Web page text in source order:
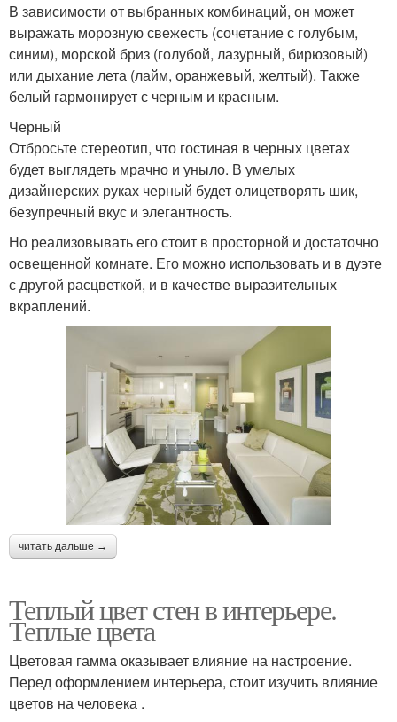
В зависимости от выбранных комбинаций, он может
выражать морозную свежесть (сочетание с голубым,
синим), морской бриз (голубой, лазурный, бирюзовый)
или дыхание лета (лайм, оранжевый, желтый). Также
белый гармонирует с черным и красным.
Черный
Отбросьте стереотип, что гостиная в черных цветах
будет выглядеть мрачно и уныло. В умелых
дизайнерских руках черный будет олицетворять шик,
безупречный вкус и элегантность.
Но реализовывать его стоит в просторной и достаточно
освещенной комнате. Его можно использовать и в дуэте
с другой расцветкой, и в качестве выразительных
вкраплений.
читать дальше →
Теплый цвет стен в интерьере.
Теплые цвета
Цветовая гамма оказывает влияние на настроение.
Перед оформлением интерьера, стоит изучить влияние
цветов на человека .